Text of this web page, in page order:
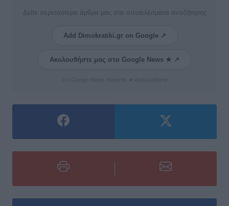
Δείτε περισσότερα άρθρα μας στα αποτελέσματα αναζήτησης
Add Dimokratiki.gr on Google ↗
Ακολουθήστε μας στο Google News ★ ↗